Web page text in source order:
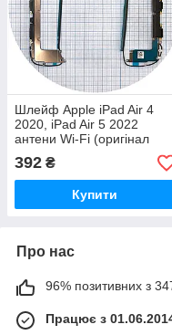
Шлейф Apple iPad Air 4
2020, iPad Air 5 2022
антени Wi-Fi (оригінал
Китай)
392 ₴
Купити
Про нас
96% позитивних з 347
Працює з